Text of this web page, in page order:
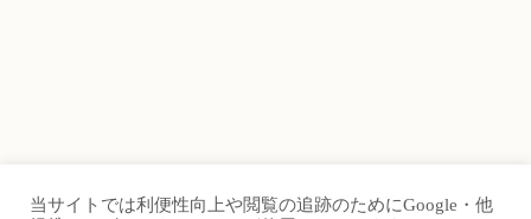
TOP Site Map
当サイトでは利便性向上や閲覧の追跡のためにGoogle・他